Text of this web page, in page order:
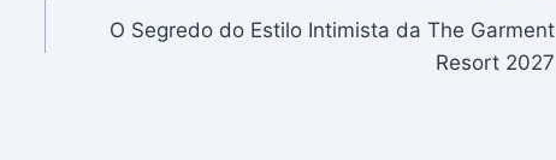
O Segredo do Estilo Intimista da The Garment
Resort 2027